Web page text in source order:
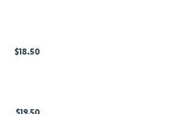
$18.50